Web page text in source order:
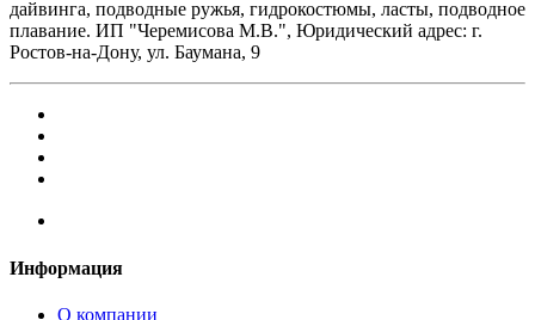
дайвинга, подводные ружья, гидрокостюмы, ласты, подводное
плавание. ИП "Черемисова М.В.", Юридический адрес: г.
Ростов-на-Дону, ул. Баумана, 9
Информация
О компании